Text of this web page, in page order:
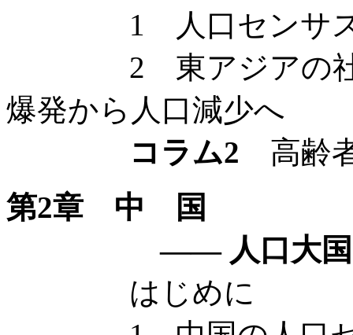
1 人口センサス
2 東アジアの社会
爆発から人口減少へ
コラム2 高齢
第2章 中 国
—— 人口大国の発
はじめに